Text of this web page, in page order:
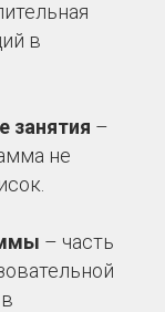
в
занятия –
не
– часть